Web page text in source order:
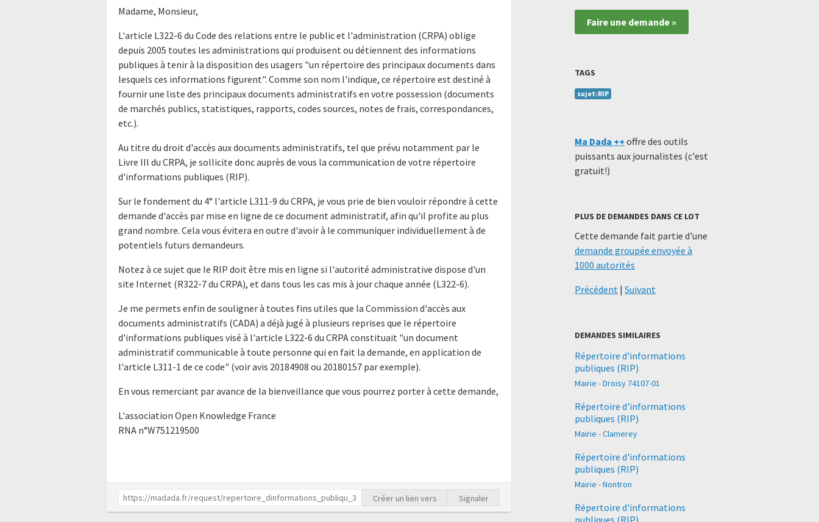
Madame, Monsieur,
L'article L322-6 du Code des relations entre le public et l'administration (CRPA) oblige
depuis 2005 toutes les administrations qui produisent ou détiennent des informations
publiques à tenir à la disposition des usagers "un répertoire des principaux documents dans
lesquels ces informations figurent". Comme son nom l'indique, ce répertoire est destiné à
fournir une liste des principaux documents administratifs en votre possession (documents
de marchés publics, statistiques, rapports, codes sources, notes de frais, correspondances,
etc.).
Au titre du droit d'accès aux documents administratifs, tel que prévu notamment par le
Livre III du CRPA, je sollicite donc auprès de vous la communication de votre répertoire
d'informations publiques (RIP).
Sur le fondement du 4° l'article L311-9 du CRPA, je vous prie de bien vouloir répondre à cette
demande d'accès par mise en ligne de ce document administratif, afin qu'il profite au plus
grand nombre. Cela vous évitera en outre d'avoir à le communiquer individuellement à de
potentiels futurs demandeurs.
Notez à ce sujet que le RIP doit être mis en ligne si l'autorité administrative dispose d'un
site Internet (R322-7 du CRPA), et dans tous les cas mis à jour chaque année (L322-6).
Je me permets enfin de souligner à toutes fins utiles que la Commission d'accès aux
documents administratifs (CADA) a déjà jugé à plusieurs reprises que le répertoire
d'informations publiques visé à l'article L322-6 du CRPA constituait "un document
administratif communicable à toute personne qui en fait la demande, en application de
l'article L311-1 de ce code" (voir avis 20184908 ou 20180157 par exemple).
En vous remerciant par avance de la bienveillance que vous pourrez porter à cette demande,
L'association Open Knowledge France
RNA n°W751219500
Créer un lien vers Signaler
Faire une demande »
TAGS
sujet:RIP
Ma Dada ++ offre des outils
puissants aux journalistes (c'est
gratuit!)
PLUS DE DEMANDES DANS CE LOT
Cette demande fait partie d'une
demande groupée envoyée à
1000 autorités
Précédent | Suivant
DEMANDES SIMILAIRES
Répertoire d'informations
publiques (RIP)
Mairie - Droisy 74107-01
Répertoire d'informations
publiques (RIP)
Mairie - Clamerey
Répertoire d'informations
publiques (RIP)
Mairie - Nontron
Répertoire d'informations